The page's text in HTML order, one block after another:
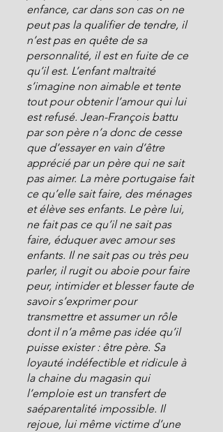
enfance, car dans son cas on ne
peut pas la qualifier de tendre, il
n’est pas en quête de sa
personnalité, il est en fuite de ce
qu’il est. L’enfant maltraité
s’imagine non aimable et tente
tout pour obtenir l’amour qui lui
est refusé. Jean-François battu
par son père n’a donc de cesse
que d’essayer en vain d’être
apprécié par un père qui ne sait
pas aimer. La mère portugaise fait
ce qu’elle sait faire, des ménages
et élève ses enfants. Le père lui,
ne fait pas ce qu’il ne sait pas
faire, éduquer avec amour ses
enfants. Il ne sait pas ou très peu
parler, il rugit ou aboie pour faire
peur, intimider et blesser faute de
savoir s’exprimer pour
transmettre et assumer un rôle
dont il n’a même pas idée qu’il
puisse exister : être père. Sa
loyauté indéfectible et ridicule à
la chaine du magasin qui
l’emploie est un transfert de
saéparentalité impossible. Il
rejoue, lui même victime d’une